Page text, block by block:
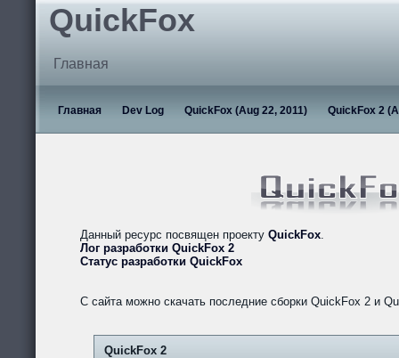
QuickFox
Главная
Главная Dev Log QuickFox (Aug 22, 2011) QuickFox 2
Данный ресурс посвящен проекту QuickFox.
Лог разработки QuickFox 2
Статус разработки QuickFox
С сайта можно скачать последние сборки QuickFox 2 и
QuickFox 2